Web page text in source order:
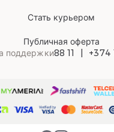
Стать курьером
Публичная оферта
поддержки88 11 +374